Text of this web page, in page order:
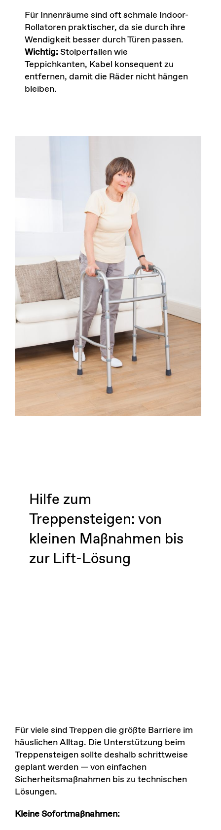
Für Innenräume sind oft schmale Indoor-
Rollatoren praktischer, da sie durch ihre
Wendigkeit besser durch Türen passen.
Wichtig:Stolperfallen wie
Teppichkanten, Kabel konsequent zu
entfernen, damit die Räder nicht hängen
bleiben.
Hilfe zum
Treppensteigen: von
kleinen Maßnahmen bis
zur Lift-Lösung
Für viele sind Treppen die größte Barriere im
häuslichen Alltag. Die Unterstützung beim
Treppensteigen sollte deshalb schrittweise
geplant werden — von einfachen
Sicherheitsmaßnahmen bis zu technischen
Lösungen.
Kleine Sofortmaßnahmen: